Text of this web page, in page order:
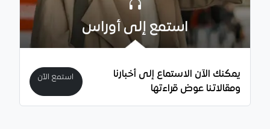
استمع إلى أوراس
يمكنك الآن الاستماع إلى أخبارنا
ومقالاتنا عوض قراءتها
استمع الآن